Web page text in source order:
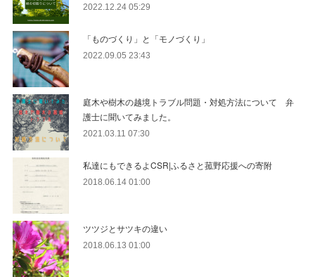
2022.12.24 05:29
「ものづくり」と「モノづくり」
2022.09.05 23:43
庭木や樹木の越境トラブル問題・対処方法について 弁
護士に聞いてみました。
2021.03.11 07:30
私達にもできるよCSR|ふるさと菰野応援への寄附
2018.06.14 01:00
ツツジとサツキの違い
2018.06.13 01:00